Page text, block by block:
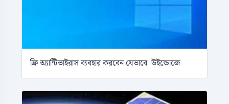
ফ্রি অ্যান্টিভাইরাস ব্যবহার করবেন যেভাবে উইন্ডোজে